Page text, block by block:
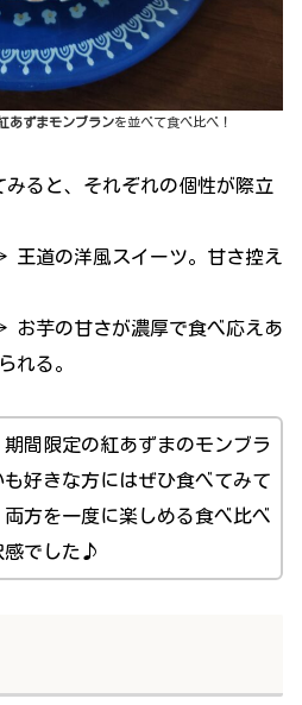
あずまモンブランを並べて食べ比べ！
ると、それぞれの個性が際立
王道の洋風スイーツ。甘さ控え
お芋の甘さが濃厚で食べ応えあ
れる。
間限定の紅あずまのモンブラ
も好きな方にはぜひ食べてみて
両方を一度に楽しめる食べ比べ
感でした♪